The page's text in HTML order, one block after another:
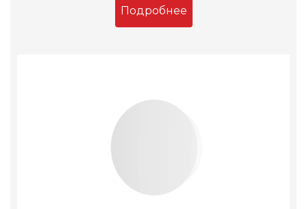
Подробнее